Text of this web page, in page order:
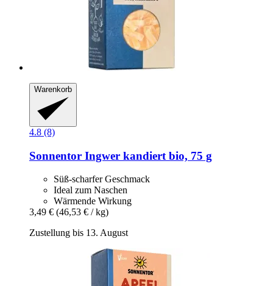
Warenkorb
4.8 (8)
Sonnentor Ingwer kandiert bio, 75 g
Süß-scharfer Geschmack
Ideal zum Naschen
Wärmende Wirkung
3,49 € (46,53 € / kg)
Zustellung bis 13. August